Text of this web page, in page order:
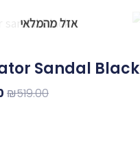
Sandal Black
₪519.00